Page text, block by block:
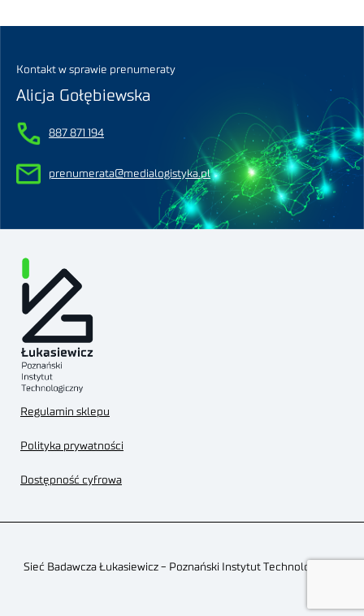
Kontakt w sprawie prenumeraty
Alicja Gołębiewska
887 871 194
prenumerata@medialogistyka.pl
Regulamin sklepu
Polityka prywatności
Dostępność cyfrowa
Sieć Badawcza Łukasiewicz - Poznański Instytut Technologiczny